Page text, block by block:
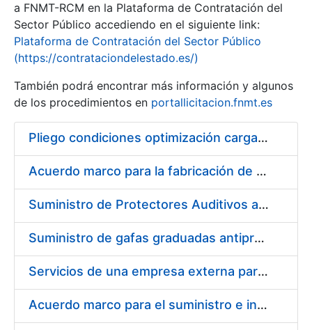
Erakutsi/Ezkutatu
a FNMT-RCM en la Plataforma de Contratación del
Sector Público accediendo en el siguiente link:
Plataforma de Contratación del Sector Público
(https://contrataciondelestado.es/)
También podrá encontrar más información y algunos
de los procedimientos en portallicitacion.fnmt.es
Pliego condiciones optimización cargas compras firmado
Acuerdo marco para la fabricación de piezas
Suministro de Protectores Auditivos a medida para las personas trabajadoras de los Centros de Trabajo de Madrid y Burgos
Suministro de gafas graduadas antiproyecciones para los trabajadores de la FNMT-RCM en los centros de trabajo de Madrid y Burgos
Servicios de una empresa externa para el asesoramiento y resolución de los recursos de alzada que se presentan relacionados con procesos de selección para la FNMT-RCM
Acuerdo marco para el suministro e instalación de persianas, estores y otros complementos